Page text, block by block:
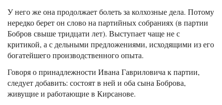
У него же она продолжает болеть за колхозные дела. Потому
нередко берет он слово на партийных собраниях (в партии
Бобров свыше тридцати лет). Выступает чаще не с
критикой, а с дельными предложениями, исходящими из его
богатейшего производственного опыта.
Говоря о принадлежности Ивана Гавриловича к партии,
следует добавить: состоят в ней и оба сына Боброва,
живущие и работающие в Кирсанове.